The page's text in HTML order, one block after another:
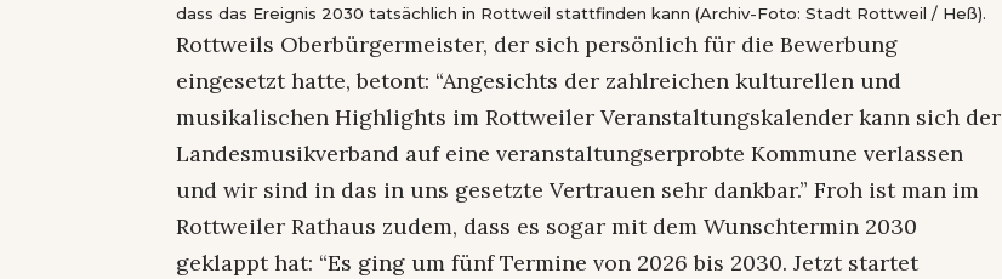
dass das Ereignis 2030 tatsächlich in Rottweil stattfinden kann (Archiv-Foto: Stadt Rottweil / Heß).
Rottweils Oberbürgermeister, der sich persönlich für die Bewerbung
eingesetzt hatte, betont: “Angesichts der zahlreichen kulturellen und
musikalischen Highlights im Rottweiler Veranstaltungskalender kann sich der
Landesmusikverband auf eine veranstaltungserprobte Kommune verlassen
und wir sind in das in uns gesetzte Vertrauen sehr dankbar.” Froh ist man im
Rottweiler Rathaus zudem, dass es sogar mit dem Wunschtermin 2030
geklappt hat: “Es ging um fünf Termine von 2026 bis 2030. Jetzt startet